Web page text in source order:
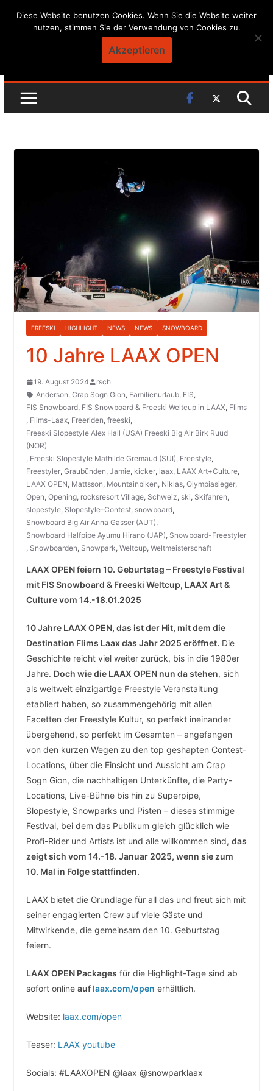
Skip
FREESKI HIGHLIGHT NEWS NEWS SNOWBOARD
10 Jahre LAAX OPEN
19. August 2024
rsch
Anderson, Crap Sogn Gion, Familienurlaub, FIS,
FIS Snowboard, FIS Snowboard & Freeski Weltcup in LAAX, Flims
, Flims-Laax, Freeriden, freeski,
Freeski Slopestyle Alex Hall (USA) Freeski Big Air Birk Ruud
(NOR)
, Freeski Slopestyle Mathilde Gremaud (SUI), Freestyle,
Freestyler, Graubünden, Jamie, kicker, laax, LAAX Art+Culture,
LAAX OPEN, Mattsson, Mountainbiken, Niklas, Olympiasieger,
Open, Opening, rocksresort Village, Schweiz, ski, Skifahren,
slopestyle, Slopestyle-Contest, snowboard,
Snowboard Big Air Anna Gasser (AUT),
Snowboard Halfpipe Ayumu Hirano (JAP), Snowboard-Freestyler
, Snowboarden, Snowpark, Weltcup, Weltmeisterschaft
LAAX OPEN feiern 10. Geburtstag – Freestyle Festival
mit FIS Snowboard & Freeski Weltcup, LAAX Art &
Culture vom 14.-18.01.2025
10 Jahre LAAX OPEN, das ist der Hit, mit dem die
Destination Flims Laax das Jahr 2025 eröffnet. Die
Geschichte reicht viel weiter zurück, bis in die 1980er
Jahre. Doch wie die LAAX OPEN nun da stehen, sich
als weltweit einzigartige Freestyle Veranstaltung
etabliert haben, so zusammengehörig mit allen
Facetten der Freestyle Kultur, so perfekt ineinander
übergehend, so perfekt im Gesamten – angefangen
von den kurzen Wegen zu den top geshapten Contest-
Locations, über die Einsicht und Aussicht am Crap
Sogn Gion, die nachhaltigen Unterkünfte, die Party-
Locations, Live-Bühne bis hin zu Superpipe,
Slopestyle, Snowparks und Pisten – dieses stimmige
Festival, bei dem das Publikum gleich glücklich wie
Profi-Rider und Artists ist und alle willkommen sind, das
zeigt sich vom 14.-18. Januar 2025, wenn sie zum
10. Mal in Folge stattfinden.
LAAX bietet die Grundlage für all das und freut sich mit
seiner engagierten Crew auf viele Gäste und
Mitwirkende, die gemeinsam den 10. Geburtstag
feiern.
LAAX OPEN Packages für die Highlight-Tage sind ab
sofort online auf laax.com/open erhältlich.
Website: laax.com/open
Teaser: LAAX youtube
Socials: #LAAXOPEN @laax @snowparklaax
Diese Website benutzen Cookies. Wenn Sie die Website weiter
nutzen, stimmen Sie der Verwendung von Cookies zu.
Akzeptieren